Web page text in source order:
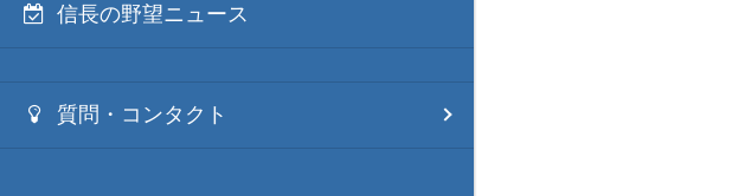
信長の野望ニュース
質問・コンタクト